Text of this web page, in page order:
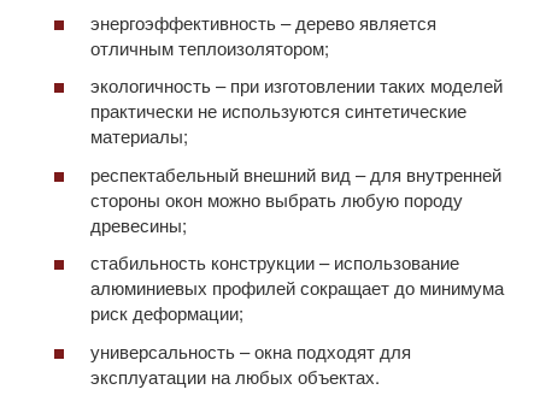
энергоэффективность – дерево является
отличным теплоизолятором;
экологичность – при изготовлении таких моделей
практически не используются синтетические
материалы;
респектабельный внешний вид – для внутренней
стороны окон можно выбрать любую породу
древесины;
стабильность конструкции – использование
алюминиевых профилей сокращает до минимума
риск деформации;
универсальность – окна подходят для
эксплуатации на любых объектах.